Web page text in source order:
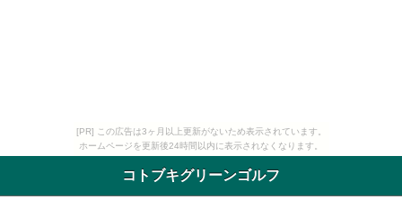
[PR] この広告は3ヶ月以上更新がないため表示されています。
ホームページを更新後24時間以内に表示されなくなります。
コトブキグリーンゴルフ